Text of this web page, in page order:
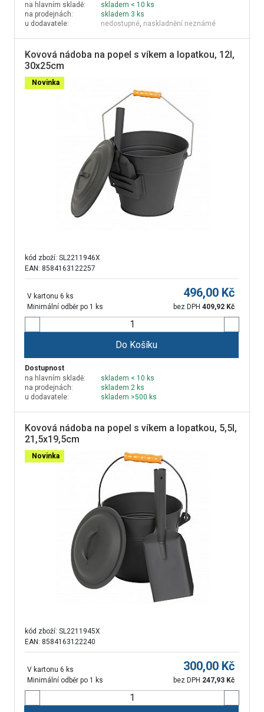
na hlavním skladě:
skladem < 10 ks
na prodejnách:
skladem 3 ks
u dodavatele:
nedostupné, naskladnění neznámé
Kovová nádoba na popel s víkem a lopatkou, 12l,
30x25cm
Novinka
kód zboží: SL2211946X
EAN: 8584163122257
V kartonu 6 ks
Minimální odběr po 1 ks
496,00 Kč
bez DPH 409,92 Kč
Do Košíku
Dostupnost
na hlavním skladě:
skladem < 10 ks
na prodejnách:
skladem 2 ks
u dodavatele:
skladem >500 ks
Kovová nádoba na popel s víkem a lopatkou, 5,5l,
21,5x19,5cm
Novinka
kód zboží: SL2211945X
EAN: 8584163122240
V kartonu 6 ks
Minimální odběr po 1 ks
300,00 Kč
bez DPH 247,93 Kč